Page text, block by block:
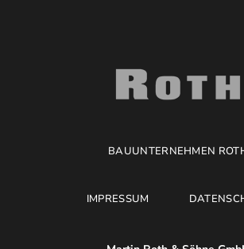
BAUUNTERNEHMEN
IMPRESSUM